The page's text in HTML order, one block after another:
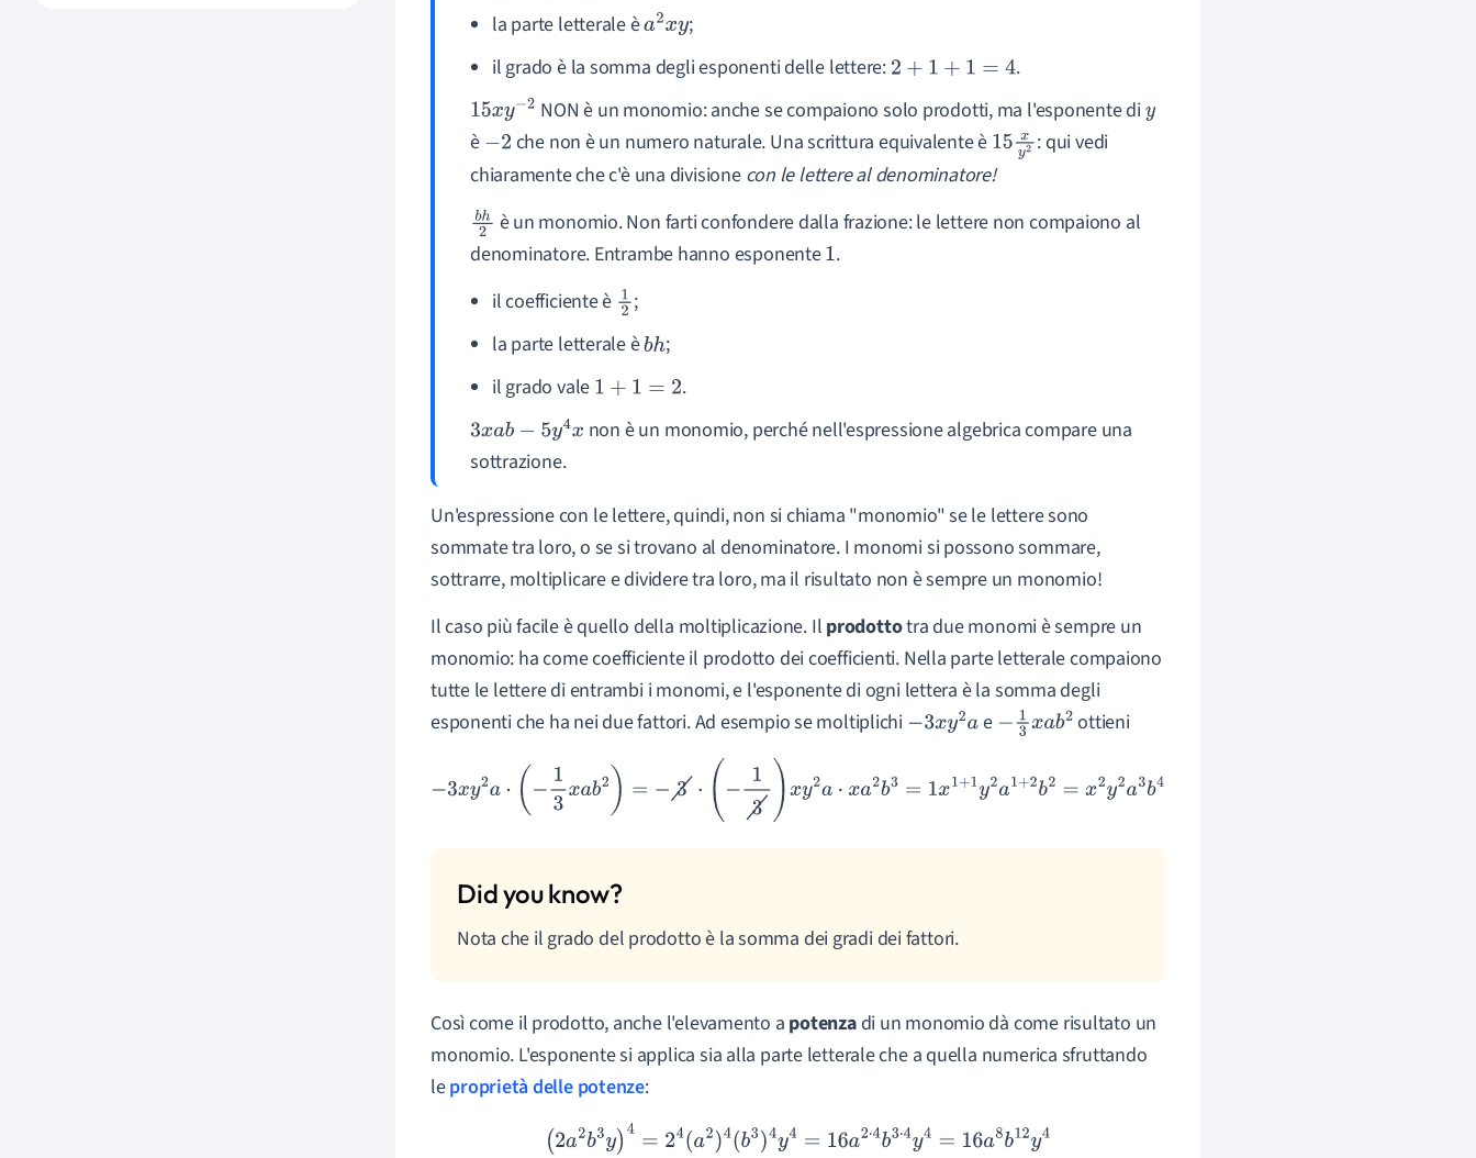
la parte letterale èa2xy ;
il grado è la somma degli esponenti delle lettere: 2+1+ 1 =4
.
15xy−2 NON è un monomio: anche se compaiono solo prodotti, ma l'esponente diy
è −2 che non è un numero naturale. Una scrittura equivalente è 15xy
2
: qui vedi
chiaramente che c'è una divisione con le lettere al denominatore!
bh
2
è un monomio. Non farti confondere dalla frazione: le lettere non compaiono al
denominatore. Entrambe hanno esponente1.
il coefficiente è 1
2
;
la parte letterale èbh;
il grado vale 1+1=2
.
3xab− 5y 4x
non è un monomio, perché nell'espressione algebrica compare una
sottrazione.
Un'espressione con le lettere, quindi, non si chiama "monomio" se le lettere sono
sommate tra loro, o se si trovano al denominatore. I monomi si possono sommare,
sottrarre, moltiplicare e dividere tra loro, ma il risultato non è sempre un monomio!
Il caso più facile è quello della moltiplicazione. Il prodottotra due monomi è sempre un
monomio: ha come coefficiente il prodotto dei coefficienti. Nella parte letterale compaiono
tutte le lettere di entrambi i monomi, e l'esponente di ogni lettera è la somma degli
esponenti che ha nei due fattori. Ad esempio se moltiplichi −3xy2a e −13xab2 ottieni
3x ⋅(−1 =− (− xy a 2 1+ 1 1 2b2= x2 2a3b4
Nota che il grado del prodotto è la somma dei gradi dei fattori.
Così come il prodotto, anche l'elevamento a potenzadi un monomio dà come risultato un
monomio. L'esponente si applica sia alla parte letterale che a quella numerica sfruttando
leproprietà delle potenze:
(2a2b3 y)4=24(a2)4(b3)4y4= 16 a2⋅4b3⋅4y4=16a8 b12y4